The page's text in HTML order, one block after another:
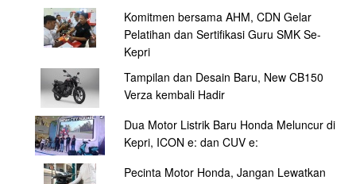
Komitmen bersama AHM, CDN Gelar
Pelatihan dan Sertifikasi Guru SMK Se-
Kepri
Tampilan dan Desain Baru, New CB150
Verza kembali Hadir
Dua Motor Listrik Baru Honda Meluncur di
Kepri, ICON e: dan CUV e:
Pecinta Motor Honda, Jangan Lewatkan